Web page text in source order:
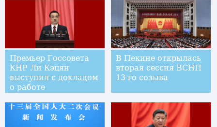
Премьер Госсовета
КНР Ли Кэцян
выступил с докладом
о работе
второй сессии ВСНП
13-го созыва
В Пекине открылась
вторая сессия ВСНП
13-го созыва